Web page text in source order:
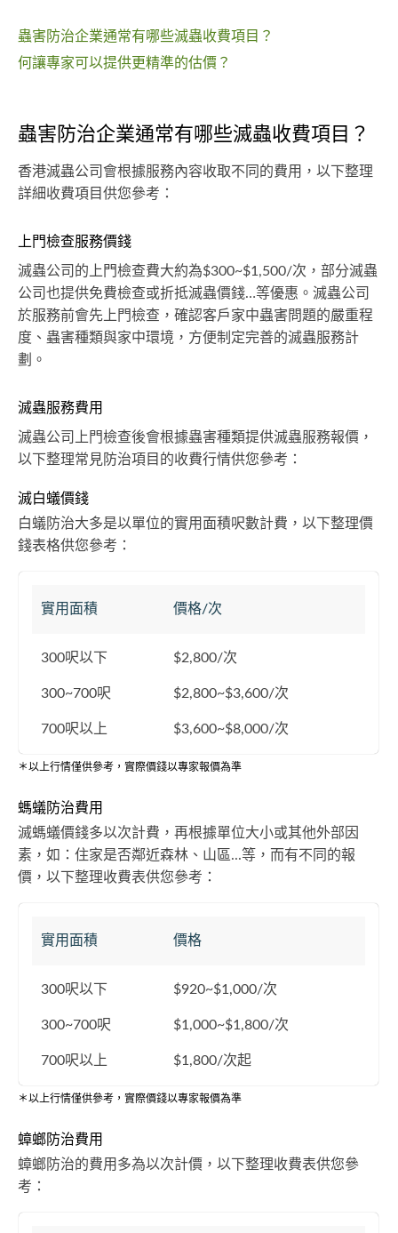
蟲害防治企業通常有哪些滅蟲收費項目？
何讓專家可以提供更精準的估價？
蟲害防治企業通常有哪些滅蟲收費項目？
香港滅蟲公司會根據服務內容收取不同的費用，以下整理
詳細收費項目供您參考：
上門檢查服務價錢
滅蟲公司的上門檢查費大約為$300~$1,500/次，部分滅蟲
公司也提供免費檢查或折抵滅蟲價錢…等優惠。滅蟲公司
於服務前會先上門檢查，確認客戶家中蟲害問題的嚴重程
度、蟲害種類與家中環境，方便制定完善的滅蟲服務計
劃。
滅蟲服務費用
滅蟲公司上門檢查後會根據蟲害種類提供滅蟲服務報價，
以下整理常見防治項目的收費行情供您參考：
滅白蟻價錢
白蟻防治大多是以單位的實用面積呎數計費，以下整理價
錢表格供您參考：
實用面積 價格/次
300呎以下 $2,800/次
300~700呎 $2,800~$3,600/次
700呎以上 $3,600~$8,000/次
＊以上行情僅供參考，實際價錢以專家報價為準
螞蟻防治費用
滅螞蟻價錢多以次計費，再根據單位大小或其他外部因
素，如：住家是否鄰近森林、山區...等，而有不同的報
價，以下整理收費表供您參考：
實用面積 價格
300呎以下 $920~$1,000/次
300~700呎 $1,000~$1,800/次
700呎以上 $1,800/次起
＊以上行情僅供參考，實際價錢以專家報價為準
蟑螂防治費用
蟑螂防治的費用多為以次計價，以下整理收費表供您參
考：